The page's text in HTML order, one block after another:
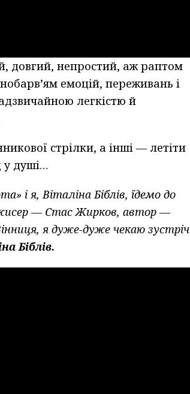
довгий, непростий, аж раптом
емоцій, переживань і
легкістю й
стрілки, а інші — летіти
у душі…
і я, ВіталінаБіблів, їдемо до
— СтасЖирков, автор —
, я дуже-дуже чекаю зустріч
Біблів.